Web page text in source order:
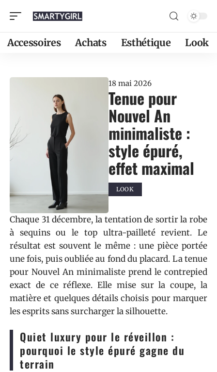
Accessoires Achats Esthétique Look
18 mai 2026
Tenue pour
Nouvel An
minimaliste :
style épuré,
effet maximal
LOOK
Chaque 31 décembre, la tentation de sortir la robe
à sequins ou le top ultra-pailleté revient. Le
résultat est souvent le même : une pièce portée
une fois, puis oubliée au fond du placard. La tenue
pour Nouvel An minimaliste prend le contrepied
exact de ce réflexe. Elle mise sur la coupe, la
matière et quelques détails choisis pour marquer
les esprits sans surcharger la silhouette.
Quiet luxury pour le réveillon :
pourquoi le style épuré gagne du
terrain